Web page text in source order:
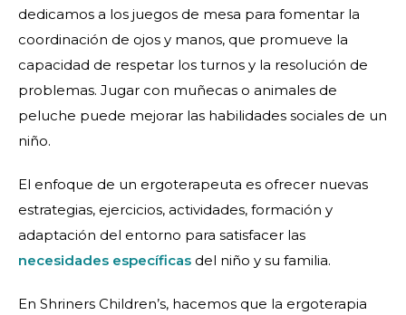
dedicamos a los juegos de mesa para fomentar la
coordinación de ojos y manos, que promueve la
capacidad de respetar los turnos y la resolución de
problemas. Jugar con muñecas o animales de
peluche puede mejorar las habilidades sociales de un
niño.
El enfoque de un ergoterapeuta es ofrecer nuevas
estrategias, ejercicios, actividades, formación y
adaptación del entorno para satisfacer las
necesidades específicas del niño y su familia.
En Shriners Children’s, hacemos que la ergoterapia